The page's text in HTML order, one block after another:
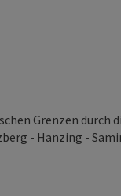
Grenzen durch
- Hanzing -